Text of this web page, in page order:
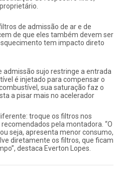
de admissão de ar e de
de que eles também devem ser
tem impacto direto
admissão sujo restringe a entrada
é injetado para compensar o
sua saturação faz o
a pisar mais no acelerador
troque os filtros nos
pela montadora. “O
seja, apresenta menor consumo,
diretamente os filtros, que ficam
destaca Everton Lopes.